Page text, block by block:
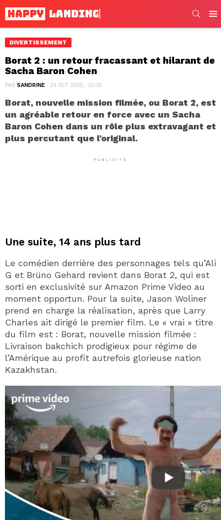
DIVERTISSEMENT
Borat 2 : un retour fracassant et hilarant de
Sacha Baron Cohen
PAR SANDRINE 24 OCT 2020, · 20:00
Borat, nouvelle mission filmée, ou Borat 2, est
un agréable retour en force avec un Sacha
Baron Cohen dans un rôle plus extravagant et
plus percutant que l’original.
PUBLICITÉ
Une suite, 14 ans plus tard
Le comédien derrière des personnages tels qu’Ali
G et Brüno Gehard revient dans Borat 2, qui est
sorti en exclusivité sur Amazon Prime Video au
moment opportun. Pour la suite, Jason Woliner
prend en charge la réalisation, après que Larry
Charles ait dirigé le premier film. Le « vrai » titre
du film est : Borat, nouvelle mission filmée :
Livraison bakchich prodigieux pour régime de
l’Amérique au profit autrefois glorieuse nation
Kazakhstan.